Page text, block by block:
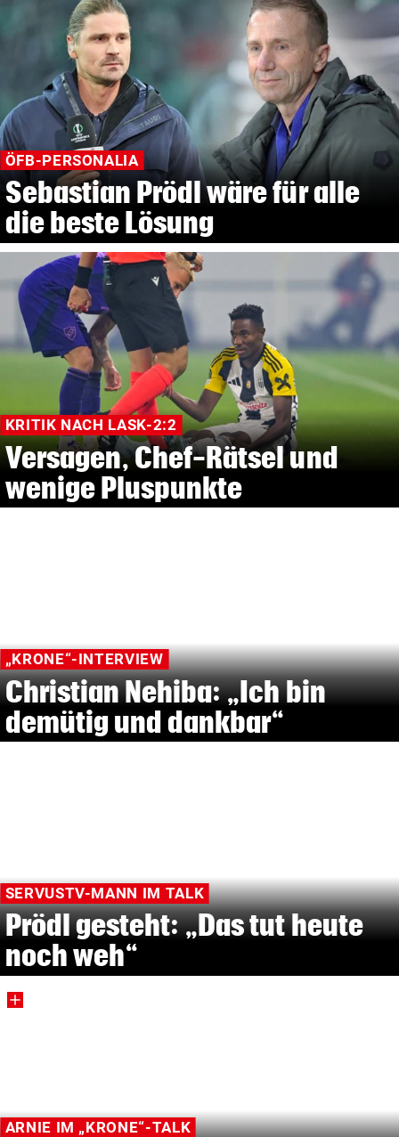
ÖFB-PERSONALIA
Sebastian Prödl wäre für alle
die beste Lösung
KRITIK NACH LASK-2:2
Versagen, Chef-Rätsel und
wenige Pluspunkte
„KRONE“-INTERVIEW
Christian Nehiba: „Ich bin
demütig und dankbar“
SERVUSTV-MANN IM TALK
Prödl gesteht: „Das tut heute
noch weh“
ARNIE IM „KRONE“-TALK